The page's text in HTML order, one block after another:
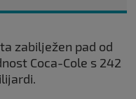
zabilježen pad od
Coca-Cole s 242